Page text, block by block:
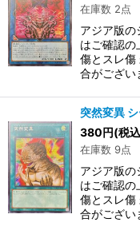
在庫数 2点
アジア版の
はご確認の
傷とスレ傷
合がござ
突然変異
380円(税
在庫数 9点
アジア版の
はご確認の
傷とスレ傷
合がござ